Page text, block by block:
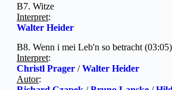
B7. Witze
Interpret:
Walter Heider
B8. Wenn i mei Leb'n so betracht (03:05)
Interpret:
Christl Prager /Walter Heider
Autor: